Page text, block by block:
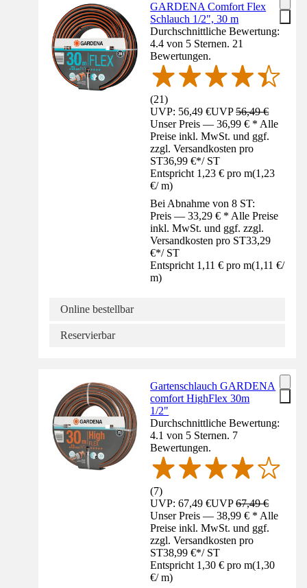
GARDENA Comfort Flex
Schlauch 1/2", 30 m
Durchschnittliche Bewertung:
4.4 von 5 Sternen. 21
Bewertungen.
(21)
UVP: 56,49 €UVP56,49 €
Unser Preis — 36,99 € * Alle
Preise inkl. MwSt. und ggf.
zzgl. Versandkosten pro
ST36,99 €*/ ST
Entspricht 1,23 € pro m(1,23
€/ m)
Bei Abnahme von 8 ST:
Preis — 33,29 € * Alle Preise
inkl. MwSt. und ggf. zzgl.
Versandkosten pro ST33,29
€*/ ST
Entspricht 1,11 € pro m(1,11 €/
m)
Online bestellbar
Reservierbar
Gartenschlauch GARDENA
comfort HighFlex 30m
1/2"
Durchschnittliche Bewertung:
4.1 von 5 Sternen. 7
Bewertungen.
(7)
UVP: 67,49 €UVP67,49 €
Unser Preis — 38,99 € * Alle
Preise inkl. MwSt. und ggf.
zzgl. Versandkosten pro
ST38,99 €*/ ST
Entspricht 1,30 € pro m(1,30
€/ m)